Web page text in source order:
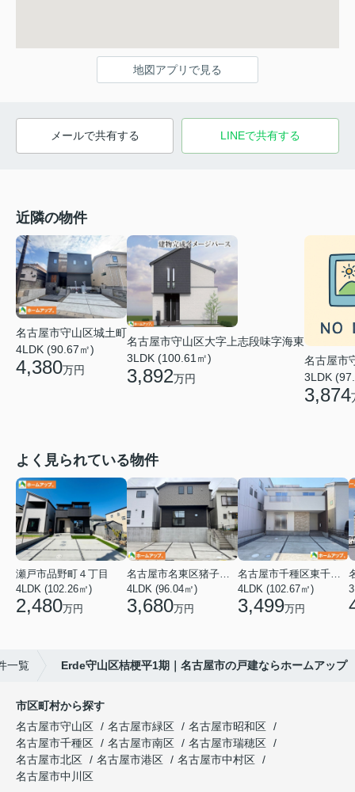
地図アプリで見る
メールで共有する LINEで共有する
近隣の物件
名古屋市守山区城土町
4LDK (90.67㎡)
4,380万円
名古屋市守山区大字上志段味字海東
3LDK (100.61㎡)
3,892万円
名古屋市
3LDK
3,874
よく見られている物件
瀬戸市品野町４丁目
4LDK (102.26㎡)
2,480万円
名古屋市名東区猪子石１丁目
4LDK (96.04㎡)
3,680万円
名古屋市千種区東千種台
4LDK (102.67㎡)
3,499万円
一覧 Erde守山区桔梗平1期｜名古屋市の戸建ならホームアップ
市区町村から探す
名古屋市守山区
名古屋市緑区
名古屋市昭和区
名古屋市千種区
名古屋市南区
名古屋市瑞穂区
名古屋市北区
名古屋市港区
名古屋市中村区
名古屋市中川区